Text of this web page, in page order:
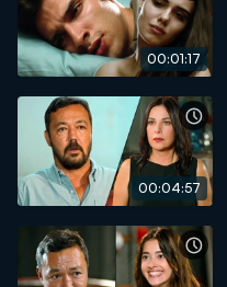
00:01:17
00:04:57